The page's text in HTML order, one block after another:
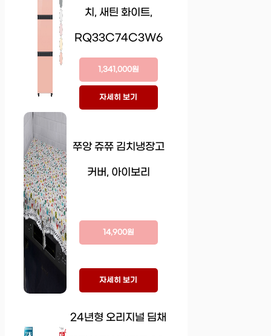
치, 새틴 화이트,
RQ33C74C3W6
1,341,000원
자세히 보기
쭈앙 쥬쮸 김치냉장고
커버, 아이보리
14,900원
자세히 보기
24년형 오리지널 딤채